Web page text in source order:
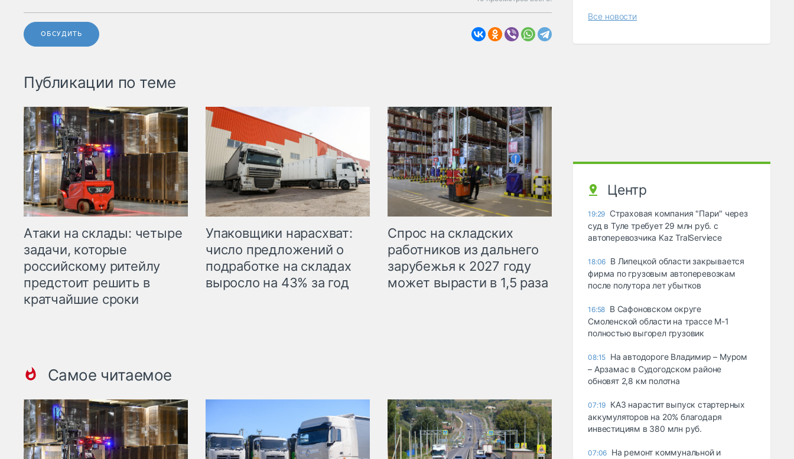
ОБСУДИТЬ
Публикации по теме
Атаки на склады: четыре
задачи, которые
российскому ритейлу
предстоит решить в
кратчайшие сроки
Упаковщики нарасхват:
число предложений о
подработке на складах
выросло на 43% за год
Спрос на складских
работников из дальнего
зарубежья к 2027 году
может вырасти в 1,5 раза
Самое читаемое
Все новости
Центр
19:29 Страховая компания "Пари" через
суд в Туле требует 29 млн руб. с
автоперевозчика Kaz TralServiece
18:06 В Липецкой области закрывается
фирма по грузовым автоперевозкам
после полутора лет убытков
16:58 В Сафоновском округе
Смоленской области на трассе М-1
полностью выгорел грузовик
08:15 На автодороге Владимир – Муром
– Арзамас в Судогодском районе
обновят 2,8 км полотна
07:19 КАЗ нарастит выпуск стартерных
аккумуляторов на 20% благодаря
инвестициям в 380 млн руб.
07:06 На ремонт коммунальной и